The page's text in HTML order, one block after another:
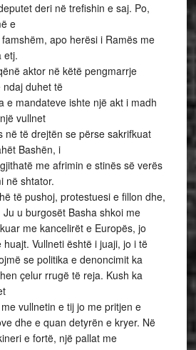
deri në trefishin e saj. Po,
e
apo herësi i Ramës me
etj.
aktor në këtë pengmarrje
ndaj duhet të
e mandateve ishte një akt i madh
vullnet
në të drejtën se përse sakrifkuat
Bashën, i
me afrimin e stinës së verës
në shtator.
të pushoj, protestuesi e fillon dhe,
u burgosët Basha shkoi me
me kancelirët e Europës, jo
Vullneti është i juaji, jo i të
se politika e denoncimit ka
çelur rrugë të reja. Kush ka
vullnetin e tij jo me pritjen e
dhe e quan detyrën e kryer. Në
e fortë, një pallat me